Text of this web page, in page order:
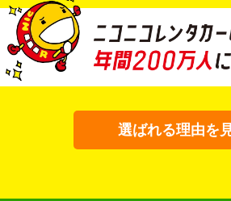
選ばれる理由を